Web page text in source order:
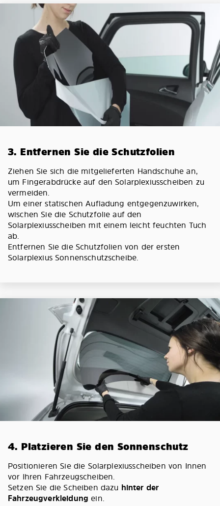
3. Entfernen Sie die Schutzfolien
Ziehen Sie sich die mitgelieferten Handschuhe an,
um Fingerabdrücke auf den Solarplexiusscheiben zu
vermeiden.
Um einer statischen Aufladung entgegenzuwirken,
wischen Sie die Schutzfolie auf den
Solarplexiusscheiben mit einem leicht feuchten Tuch
ab.
Entfernen Sie die Schutzfolien von der ersten
Solarplexius Sonnenschutzscheibe.
4. Platzieren Sie den Sonnenschutz
Positionieren Sie die Solarplexiusscheiben von Innen
vor Ihren Fahrzeugscheiben.
Setzen Sie die Scheiben dazu hinter der
Fahrzeugverkleidung ein.